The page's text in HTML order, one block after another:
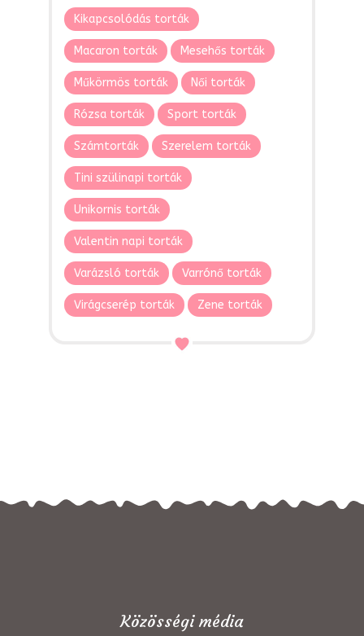
Kikapcsolódás torták
Macaron torták Mesehős torták
Műkörmös torták Női torták
Rózsa torták Sport torták
Számtorták Szerelem torták
Tini szülinapi torták
Unikornis torták
Valentin napi torták
Varázsló torták Varrónő torták
Virágcserép torták Zene torták
Közösségi média